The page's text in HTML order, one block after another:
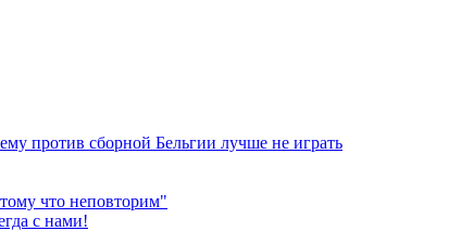
против сборной Бельгии лучше не играть
что неповторим"
с нами!